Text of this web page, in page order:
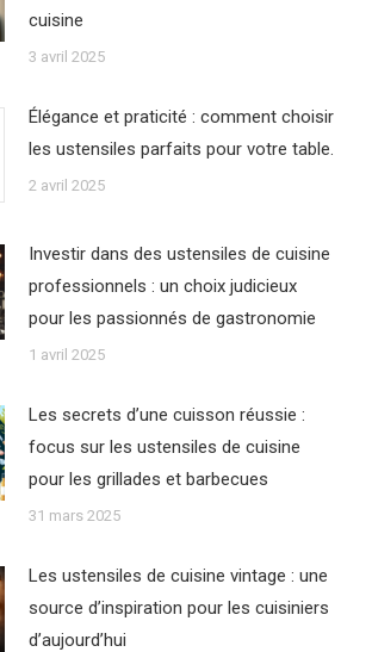
cuisine
3 avril 2025
Élégance et praticité : comment choisir
les ustensiles parfaits pour votre table.
2 avril 2025
Investir dans des ustensiles de cuisine
professionnels : un choix judicieux
pour les passionnés de gastronomie
1 avril 2025
Les secrets d’une cuisson réussie :
focus sur les ustensiles de cuisine
pour les grillades et barbecues
31 mars 2025
Les ustensiles de cuisine vintage : une
source d’inspiration pour les cuisiniers
d’aujourd’hui